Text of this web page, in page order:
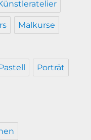
Malkurse
Porträt